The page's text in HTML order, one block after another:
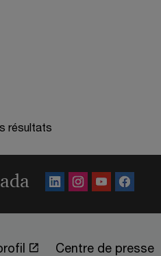
résultats
Centre de presse